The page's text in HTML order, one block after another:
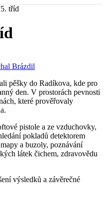
tříd
Brázdil
pěšky do Radíkova, kde pro
den. V prostorách pevnosti
které prověřovaly
pistole a ze vzduchovky,
pokladů detektorem
a buzoly, poznávání
látek čichem, zdravovědu
výsledků a závěrečné